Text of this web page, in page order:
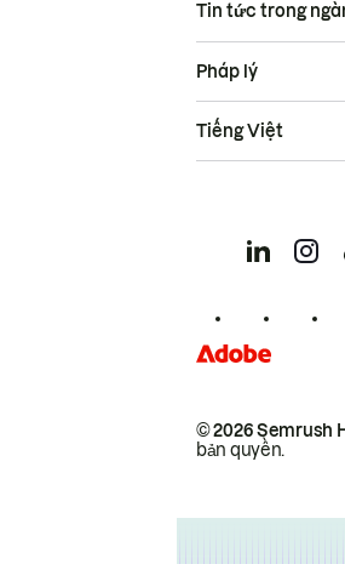
Tin tức trong
© 2026 Semrush
bản quyền.
Pháp lý
Tiếng Việt